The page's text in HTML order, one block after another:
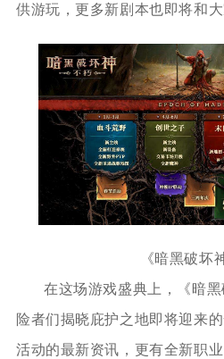
供游玩，更多新剧本也即将和大
《暗黑破坏
在这场游戏盛典上，《暗
险者们揭晓庇护之地即将迎来
活动的最新资讯，更有全新职